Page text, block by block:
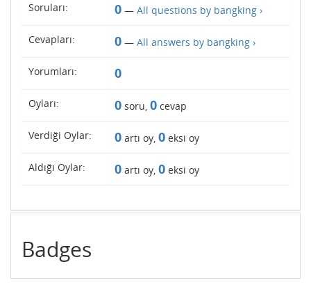
Soruları: 0 — All questions by bangking ›
Cevapları: 0 — All answers by bangking ›
Yorumları: 0
Oyları: 0 soru, 0 cevap
Verdiği Oylar: 0 artı oy, 0 eksi oy
Aldığı Oylar: 0 artı oy, 0 eksi oy
Badges